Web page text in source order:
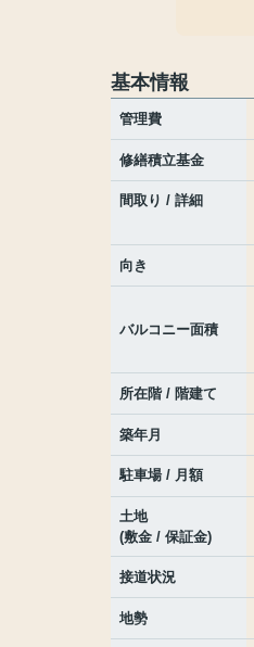
基本情報
管理費
修繕積立基金
間取り / 詳細
向き
バルコニー面積
所在階 / 階建て
築年月
駐車場 / 月額
土地
(敷金 / 保証金)
接道状況
地勢